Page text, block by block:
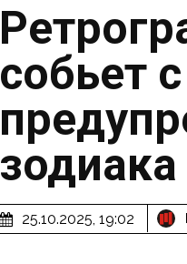
собьет
25.10.2025, 19:02